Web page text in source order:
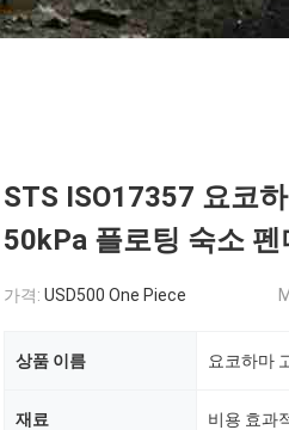
STS ISO17357 요코
50kPa 플로팅 숙소 펜
가격: USD500 One Piece
상품 이름
재료 비용 효과